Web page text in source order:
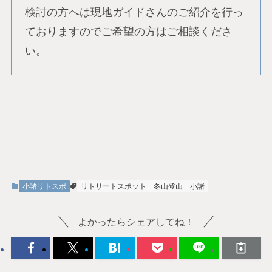
検討の方へは現地ガイドさんのご紹介を行っ
ておりますのでご希望の方はご相談くださ
い。
小諸リトスポ リトリートスポット 冬山登山 小諸
よかったらシェアしてね！